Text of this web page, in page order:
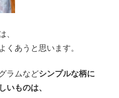
、
くあうと思います。
ラムなどシンプルな柄に
いものは、